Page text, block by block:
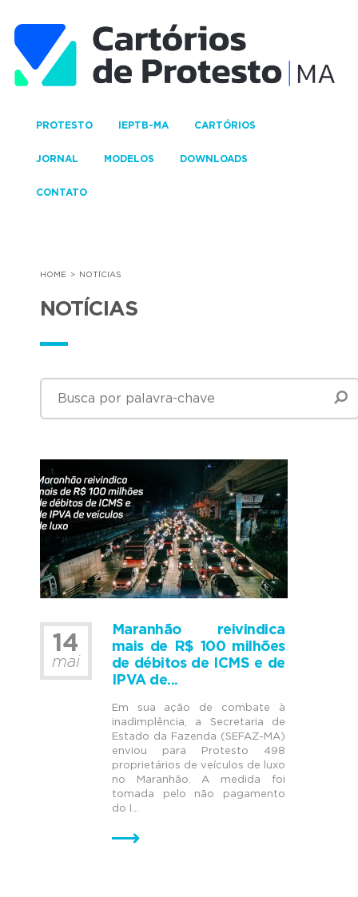
PROTESTO IEPTB-MA CARTÓRIOS
JORNAL MODELOS DOWNLOADS
CONTATO
HOME NOTÍCIAS
NOTÍCIAS
14
mai
Maranhão reivindica
mais de R$ 100 milhões
de débitos de ICMS e de
IPVA de...
Em sua ação de combate à
inadimplência, a Secretaria de
Estado da Fazenda (SEFAZ-MA)
enviou para Protesto 498
proprietários de veículos de luxo
no Maranhão. A medida foi
tomada pelo não pagamento
do I...